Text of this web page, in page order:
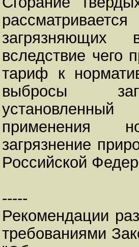
вследствие чего
тариф к
выбросы
применения
загрязнение
Российской
-----
Рекомендации
требованиями